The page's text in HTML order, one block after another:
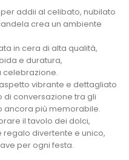
addii al celibato, nubilato
crea un ambiente
in cera di alta qualità,
e duratura,
celebrazione.
vibrante e dettagliato
di conversazione tra gli
ancora più memorabile.
il tavolo dei dolci,
divertente e unico,
per ogni festa.